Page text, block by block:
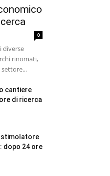
0
diverse
rinomati,
cantiere
di ricerca
dopo 24 ore